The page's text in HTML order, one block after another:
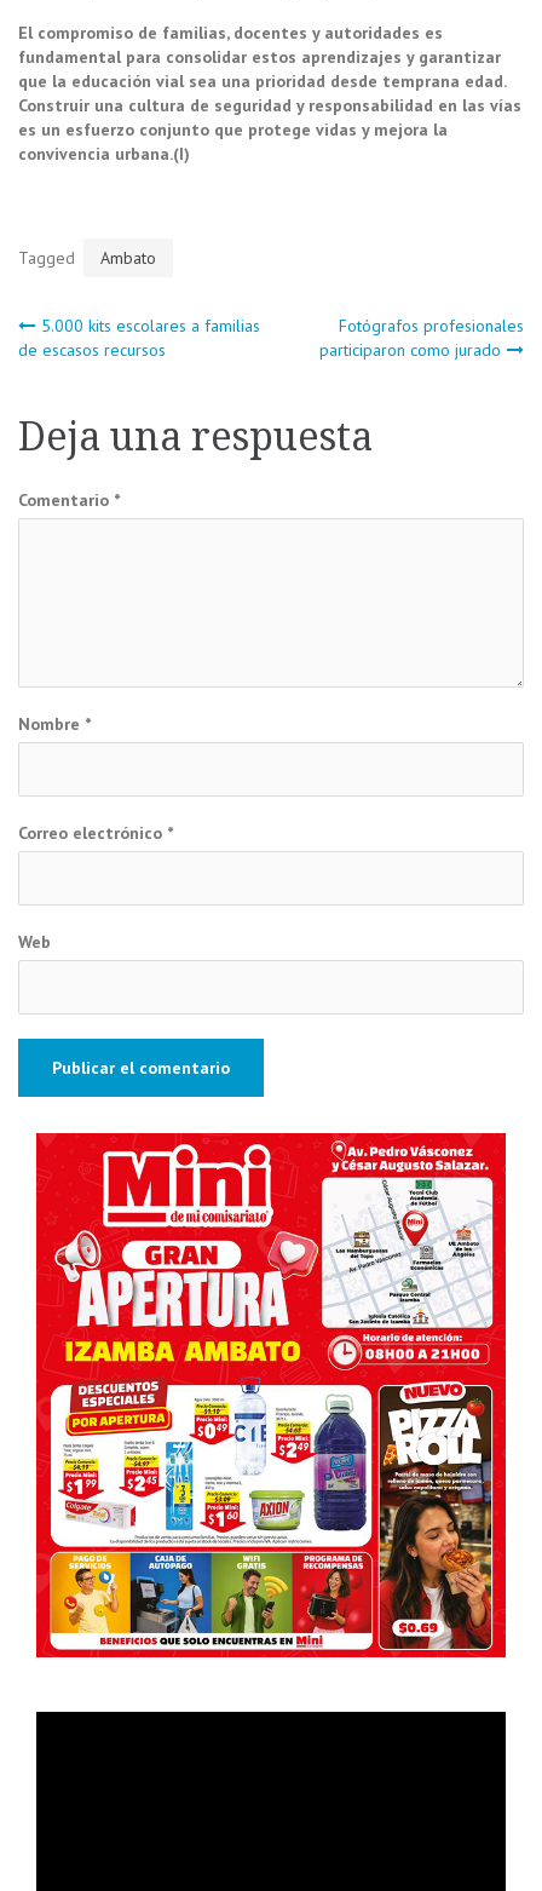
El compromiso de familias, docentes y autoridades es
fundamental para consolidar estos aprendizajes y garantizar
que la educación vial sea una prioridad desde temprana edad.
Construir una cultura de seguridad y responsabilidad en las vías
es un esfuerzo conjunto que protege vidas y mejora la
convivencia urbana.(I)
Tagged Ambato
Navegación
entradas
5.000 kits escolares a familias
de escasos recursos
Fotógrafos profesionales
participaron como jurado
Deja una respuesta
Comentario *
Nombre *
Correo electrónico *
Web